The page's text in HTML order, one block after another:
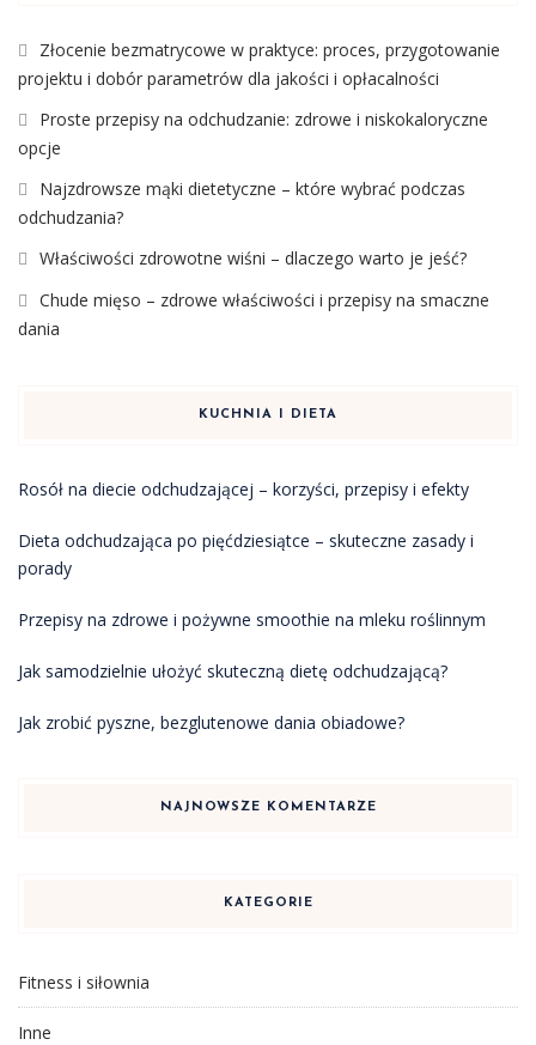
Złocenie bezmatrycowe w praktyce: proces, przygotowanie
projektu i dobór parametrów dla jakości i opłacalności
Proste przepisy na odchudzanie: zdrowe i niskokaloryczne
opcje
Najzdrowsze mąki dietetyczne – które wybrać podczas
odchudzania?
Właściwości zdrowotne wiśni – dlaczego warto je jeść?
Chude mięso – zdrowe właściwości i przepisy na smaczne
dania
KUCHNIA I DIETA
Rosół na diecie odchudzającej – korzyści, przepisy i efekty
Dieta odchudzająca po pięćdziesiątce – skuteczne zasady i
porady
Przepisy na zdrowe i pożywne smoothie na mleku roślinnym
Jak samodzielnie ułożyć skuteczną dietę odchudzającą?
Jak zrobić pyszne, bezglutenowe dania obiadowe?
NAJNOWSZE KOMENTARZE
KATEGORIE
Fitness i siłownia
Inne